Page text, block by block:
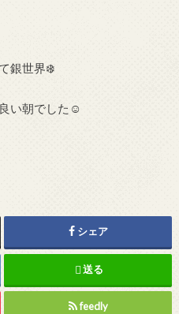
銀世界❄️
い朝でした☺️
シェア
送る
feedly